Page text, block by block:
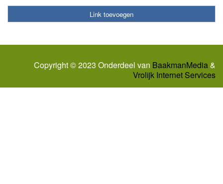
Link toevoegen
Copyright © 2023 Onderdeel van BaakmanMedia&
Vrolijk Internet Services